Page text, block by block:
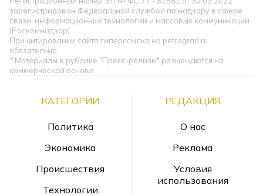
зарегистрирован Федеральной службой по надзору в сфере
связи, информационных технологий и массовых коммуникаций
(Роскомнадзор).
При цитировании сайта гиперссылка на petrograd.ru
обязательна.
* Материалы в рубрике "Пресс-релизы" размещаются на
коммерческой основе.
КАТЕГОРИИ
Политика
Экономика
Происшествия
Технологии
РЕДАКЦИЯ
О нас
Реклама
Условия
использования